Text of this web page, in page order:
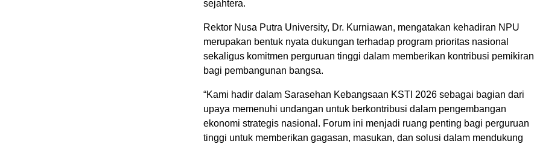
sejahtera.
Rektor Nusa Putra University, Dr. Kurniawan, mengatakan kehadiran NPU
merupakan bentuk nyata dukungan terhadap program prioritas nasional
sekaligus komitmen perguruan tinggi dalam memberikan kontribusi pemikiran
bagi pembangunan bangsa.
“Kami hadir dalam Sarasehan Kebangsaan KSTI 2026 sebagai bagian dari
upaya memenuhi undangan untuk berkontribusi dalam pengembangan
ekonomi strategis nasional. Forum ini menjadi ruang penting bagi perguruan
tinggi untuk memberikan gagasan, masukan, dan solusi dalam mendukung